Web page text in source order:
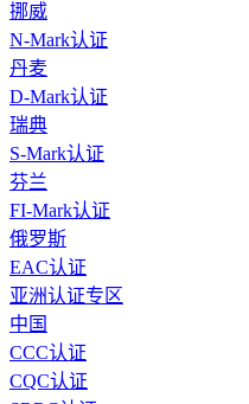
挪威
N-Mark认证
丹麦
D-Mark认证
瑞典
S-Mark认证
芬兰
FI-Mark认证
俄罗斯
EAC认证
亚洲认证专区
中国
CCC认证
CQC认证